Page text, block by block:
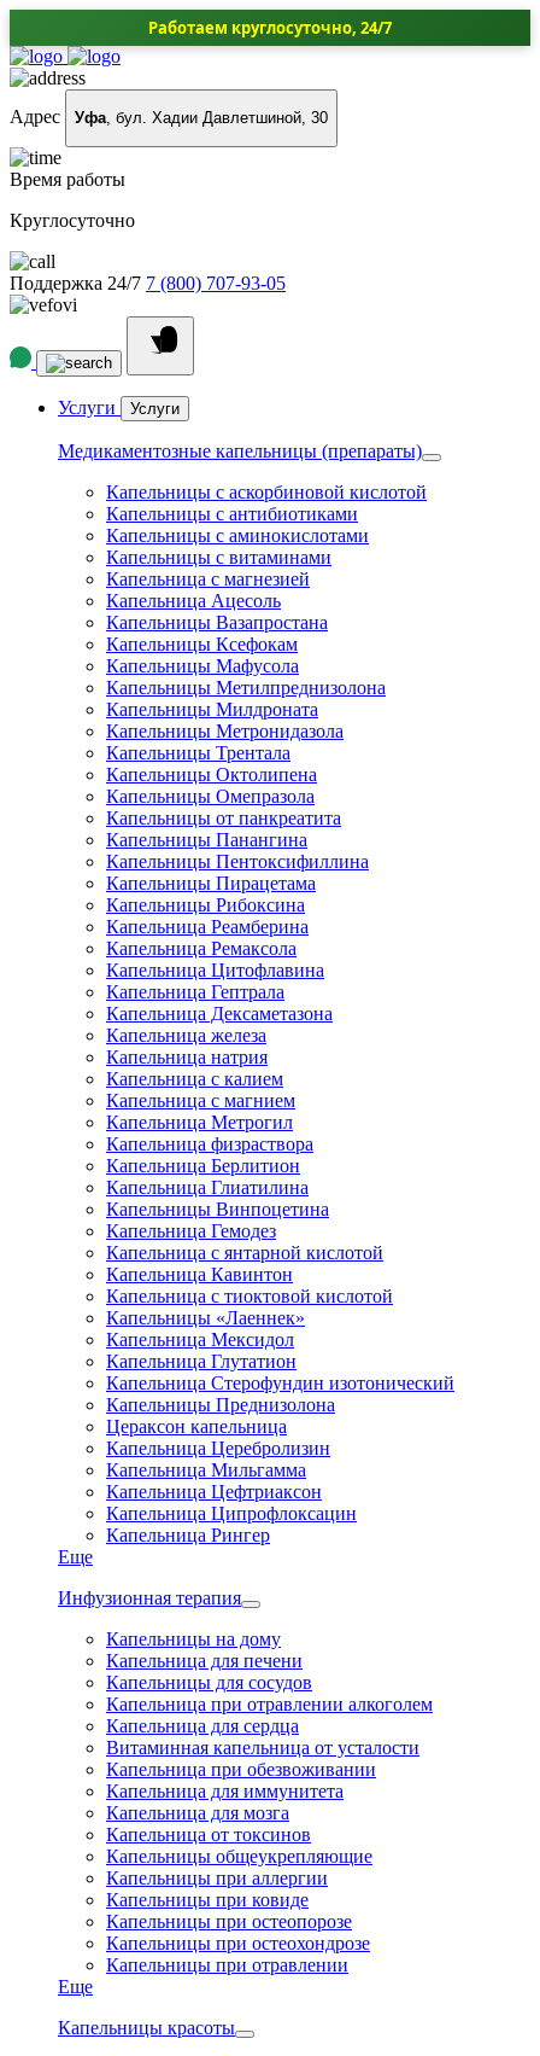
Работаем круглосуточно, 24/7
Адрес Уфа, бул. Хадии Давлетшиной, 30
Время работы
Круглосуточно
Поддержка 24/7 7 (800) 707-93-05
Услуги Услуги
Медикаментозные капельницы (препараты)
Капельницы с аскорбиновой кислотой
Капельницы с антибиотиками
Капельницы с аминокислотами
Капельницы с витаминами
Капельница с магнезией
Капельница Ацесоль
Капельницы Вазапростана
Капельницы Ксефокам
Капельницы Мафусола
Капельницы Метилпреднизолона
Капельницы Милдроната
Капельницы Метронидазола
Капельницы Трентала
Капельницы Октолипена
Капельницы Омепразола
Капельницы от панкреатита
Капельницы Панангина
Капельницы Пентоксифиллина
Капельницы Пирацетама
Капельницы Рибоксина
Капельница Реамберина
Капельница Ремаксола
Капельница Цитофлавина
Капельница Гептрала
Капельница Дексаметазона
Капельница железа
Капельница натрия
Капельница с калием
Капельница с магнием
Капельница Метрогил
Капельница физраствора
Капельница Берлитион
Капельница Глиатилина
Капельницы Винпоцетина
Капельница Гемодез
Капельница с янтарной кислотой
Капельница Кавинтон
Капельница с тиоктовой кислотой
Капельницы «Лаеннек»
Капельница Мексидол
Капельница Глутатион
Капельница Стерофундин изотонический
Капельницы Преднизолона
Цераксон капельница
Капельница Церебролизин
Капельница Мильгамма
Капельница Цефтриаксон
Капельница Ципрофлоксацин
Капельница Рингер
Еще
Инфузионная терапия
Капельницы на дому
Капельница для печени
Капельницы для сосудов
Капельница при отравлении алкоголем
Капельница для сердца
Витаминная капельница от усталости
Капельница при обезвоживании
Капельница для иммунитета
Капельница для мозга
Капельница от токсинов
Капельницы общеукрепляющие
Капельницы при аллергии
Капельницы при ковиде
Капельницы при остеопорозе
Капельницы при остеохондрозе
Капельницы при отравлении
Еще
Капельницы красоты